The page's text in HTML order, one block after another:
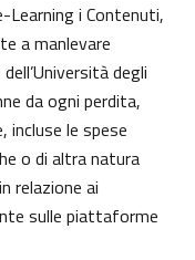
Learning i Contenuti,
a manlevare
degli
da ogni perdita,
incluse le spese
o di altra natura
relazione ai
sulle piattaforme